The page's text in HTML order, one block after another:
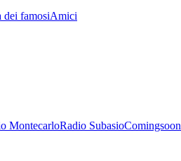
dei famosiAmici
MontecarloRadio SubasioComingsoon